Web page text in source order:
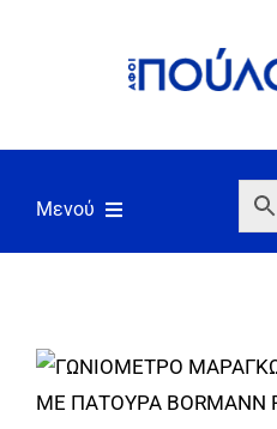
Μενού
Σπίτι/Κήπος/Αγροτικά